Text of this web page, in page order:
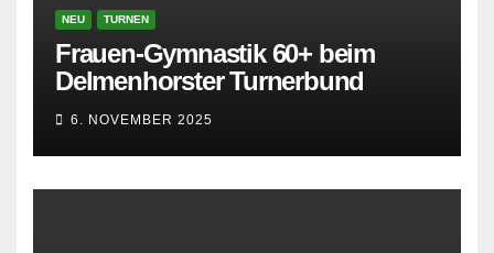
NEU TURNEN
Frauen-Gymnastik 60+ beim
Delmenhorster Turnerbund
6. NOVEMBER 2025